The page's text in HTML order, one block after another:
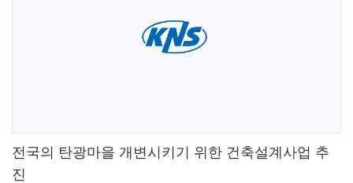
전국의 탄광마을 개변시키기 위한 건축설계사업 추
진